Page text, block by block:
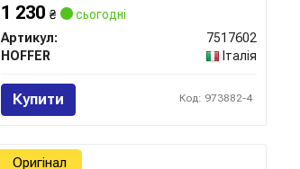
1 230₴
сьогодні
Артикул:
7517602
HOFFER
Італія
Купити Код: 973882-4
Оригінал